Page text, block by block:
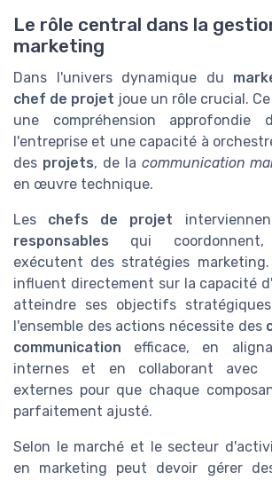
Le rôle central dans la
marketing
Dans l'univers dynamique du
chef de projet joue un rôle crucial.
une compréhension approfondie
l'entreprise et une capacité à
des projets, de la communication
en œuvre technique.
Les chefs de projet
responsables qui
exécutent des stratégies
influent directement sur la capacité
atteindre ses objectifs
l'ensemble des actions nécessite des
communication efficace, en
internes et en collaborant avec
externes pour que chaque
parfaitement ajusté.
Selon le marché et le secteur
en marketing peut devoir gérer